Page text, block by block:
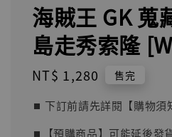
海賊王 GK 蒐
島走秀索隆
Regular
NT$ 1,280 售完
⏹︎ 下訂前請先詳閱【購物須
⏹︎【預購商品】可能延後發